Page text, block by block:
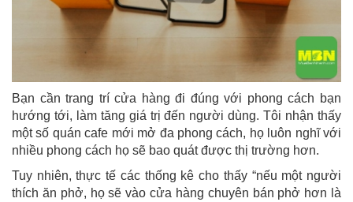
Bạn cần trang trí cửa hàng đi đúng với phong cách bạn
hướng tới, làm tăng giá trị đến người dùng. Tôi nhận thấy
một số quán cafe mới mở đa phong cách, họ luôn nghĩ với
nhiều phong cách họ sẽ bao quát được thị trường hơn.
Tuy nhiên, thực tế các thống kê cho thấy “nếu một người
thích ăn phở, họ sẽ vào cửa hàng chuyên bán phở hơn là